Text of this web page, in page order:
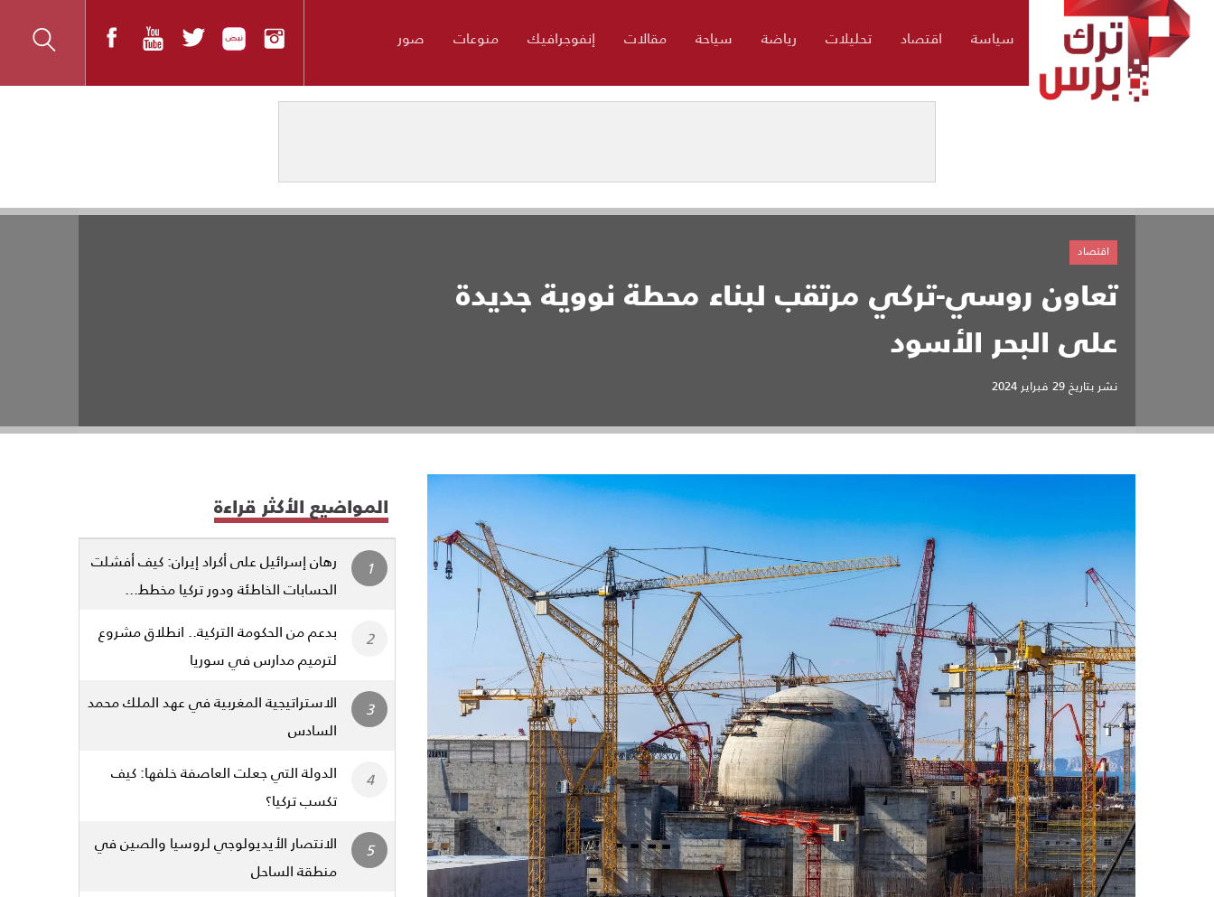
سياسة اقتصاد تحليلات رياضة سياحة مقالات إنفوجرافيك منوعات صور
تعاون روسي-تركي مرتقب لبناء محطة نووية جديدة
على البحر الأسود
نشر بتاريخ29 فبراير 2024
اقتصاد
المواضيع الأكثر قراءة
رهان إسرائيل على أكراد إيران: كيف أفشلت
الحسابات الخاطئة ودور تركيا مخطط...
بدعم من الحكومة التركية.. انطلاق مشروع
لترميم مدارس في سوريا
الاستراتيجية المغربية في عهد الملك محمد
السادس
الدولة التي جعلت العاصفة خلفها: كيف
تكسب تركيا؟
الانتصار الأيديولوجي لروسيا والصين في
منطقة الساحل